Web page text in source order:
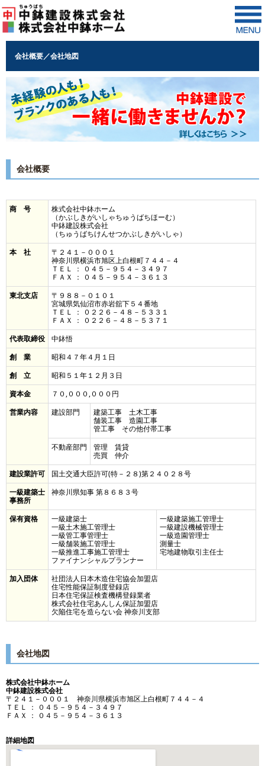
会社概要／会社地図
会社概要
商 号
株式会社中鉢ホーム
（かぶしきがいしゃちゅうばちほーむ）
中鉢建設株式会社
（ちゅうばちけんせつかぶしきがいしゃ）
本 社
〒２４１－０００１
神奈川県横浜市旭区上白根町７４４－４
ＴＥＬ ： ０４５－９５４－３４９７
ＦＡＸ ： ０４５－９５４－３６１３
東北支店
〒９８８－０１０１
宮城県気仙沼市赤岩舘下５４番地
ＴＥＬ ： ０２２６－４８－５３３１
ＦＡＸ ： ０２２６－４８－５３７１
代表取締役
中鉢悟
創 業
昭和４７年４月１日
創 立
昭和５１年１２月３日
資本金
７０,０００,０００円
営業内容
建設部門
建築工事 土木工事
舗装工事 造園工事
管工事 その他付帯工事
不動産部門
管理 賃貸
売買 仲介
建設業許可
国土交通大臣許可(特－２８)第２４０２８号
一級建築士
事務所
神奈川県知事 第８６８３号
保有資格
一級建築士
一級土木施工管理士
一級管工事管理士
一級舗装施工管理士
一級推進工事施工管理士
ファイナンシャルプランナー
一級建築施工管理士
一級建設機械管理士
一級造園管理士
測量士
宅地建物取引主任士
加入団体
社団法人日本木造住宅協会加盟店
住宅性能保証制度登録店
日本住宅保証検査機構登録業者
株式会社住宅あんしん保証加盟店
欠陥住宅を造らない会 神奈川支部
会社地図
株式会社中鉢ホーム
中鉢建設株式会社
〒２４１－０００１ 神奈川県横浜市旭区上白根町７４４－４
ＴＥＬ ： ０４５－９５４－３４９７
ＦＡＸ ： ０４５－９５４－３６１３
詳細地図